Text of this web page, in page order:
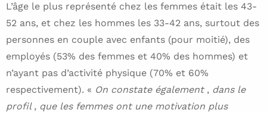
L’âge le plus représenté chez les femmes était les 43-
52 ans, et chez les hommes les 33-42 ans, surtout des
personnes en couple avec enfants (pour moitié), des
employés (53% des femmes et 40% des hommes) et
n’ayant pas d’activité physique (70% et 60%
respectivement). « On constate également , dans le
profil , que les femmes ont une motivation plus